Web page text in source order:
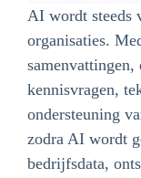
AI wordt steeds
organisaties.
samenvattingen,
kennisvragen,
ondersteuning
zodra AI wordt
bedrijfsdata,